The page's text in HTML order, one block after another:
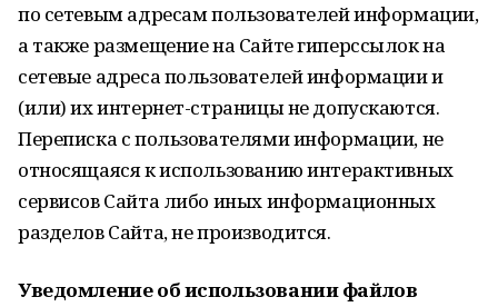
по сетевым адресам пользователей информации,
а также размещение на Сайте гиперссылок на
сетевые адреса пользователей информации и
(или) их интернет-страницы не допускаются.
Переписка с пользователями информации, не
относящаяся к использованию интерактивных
сервисов Сайта либо иных информационных
разделов Сайта, не производится.
Уведомление об использовании файлов